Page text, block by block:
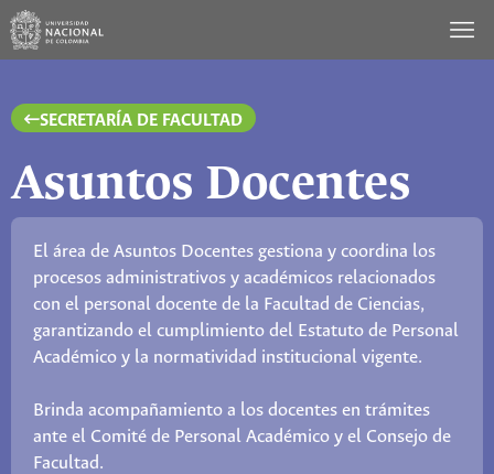
Saltar
contenido
SECRETARÍA DE FACULTAD
Asuntos Docentes
El área de Asuntos Docentes gestiona y coordina los
procesos administrativos y académicos relacionados
con el personal docente de la Facultad de Ciencias,
garantizando el cumplimiento del Estatuto de Personal
Académico y la normatividad institucional vigente.
Brinda acompañamiento a los docentes en trámites
ante el Comité de Personal Académico y el Consejo de
Facultad.